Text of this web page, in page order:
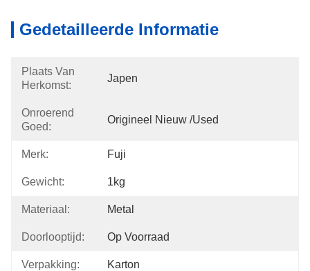
Gedetailleerde Informatie
Plaats Van
Herkomst:
Japen
Onroerend
Goed:
Origineel Nieuw /used
Merk: Fuji
Gewicht: 1kg
Materiaal: Metal
Doorlooptijd: Op Voorraad
Verpakking: Karton